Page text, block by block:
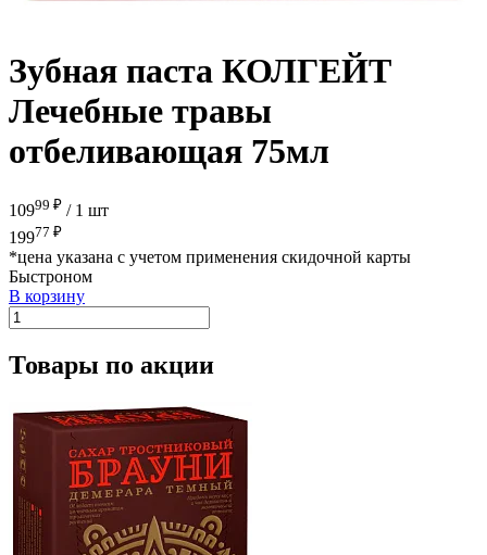
Зубная паста КОЛГЕЙТ
Лечебные травы
отбеливающая 75мл
10999 ₽ / 1 шт
19977 ₽
*цена указана с учетом применения скидочной карты
Быстроном
В корзину
Товары по акции